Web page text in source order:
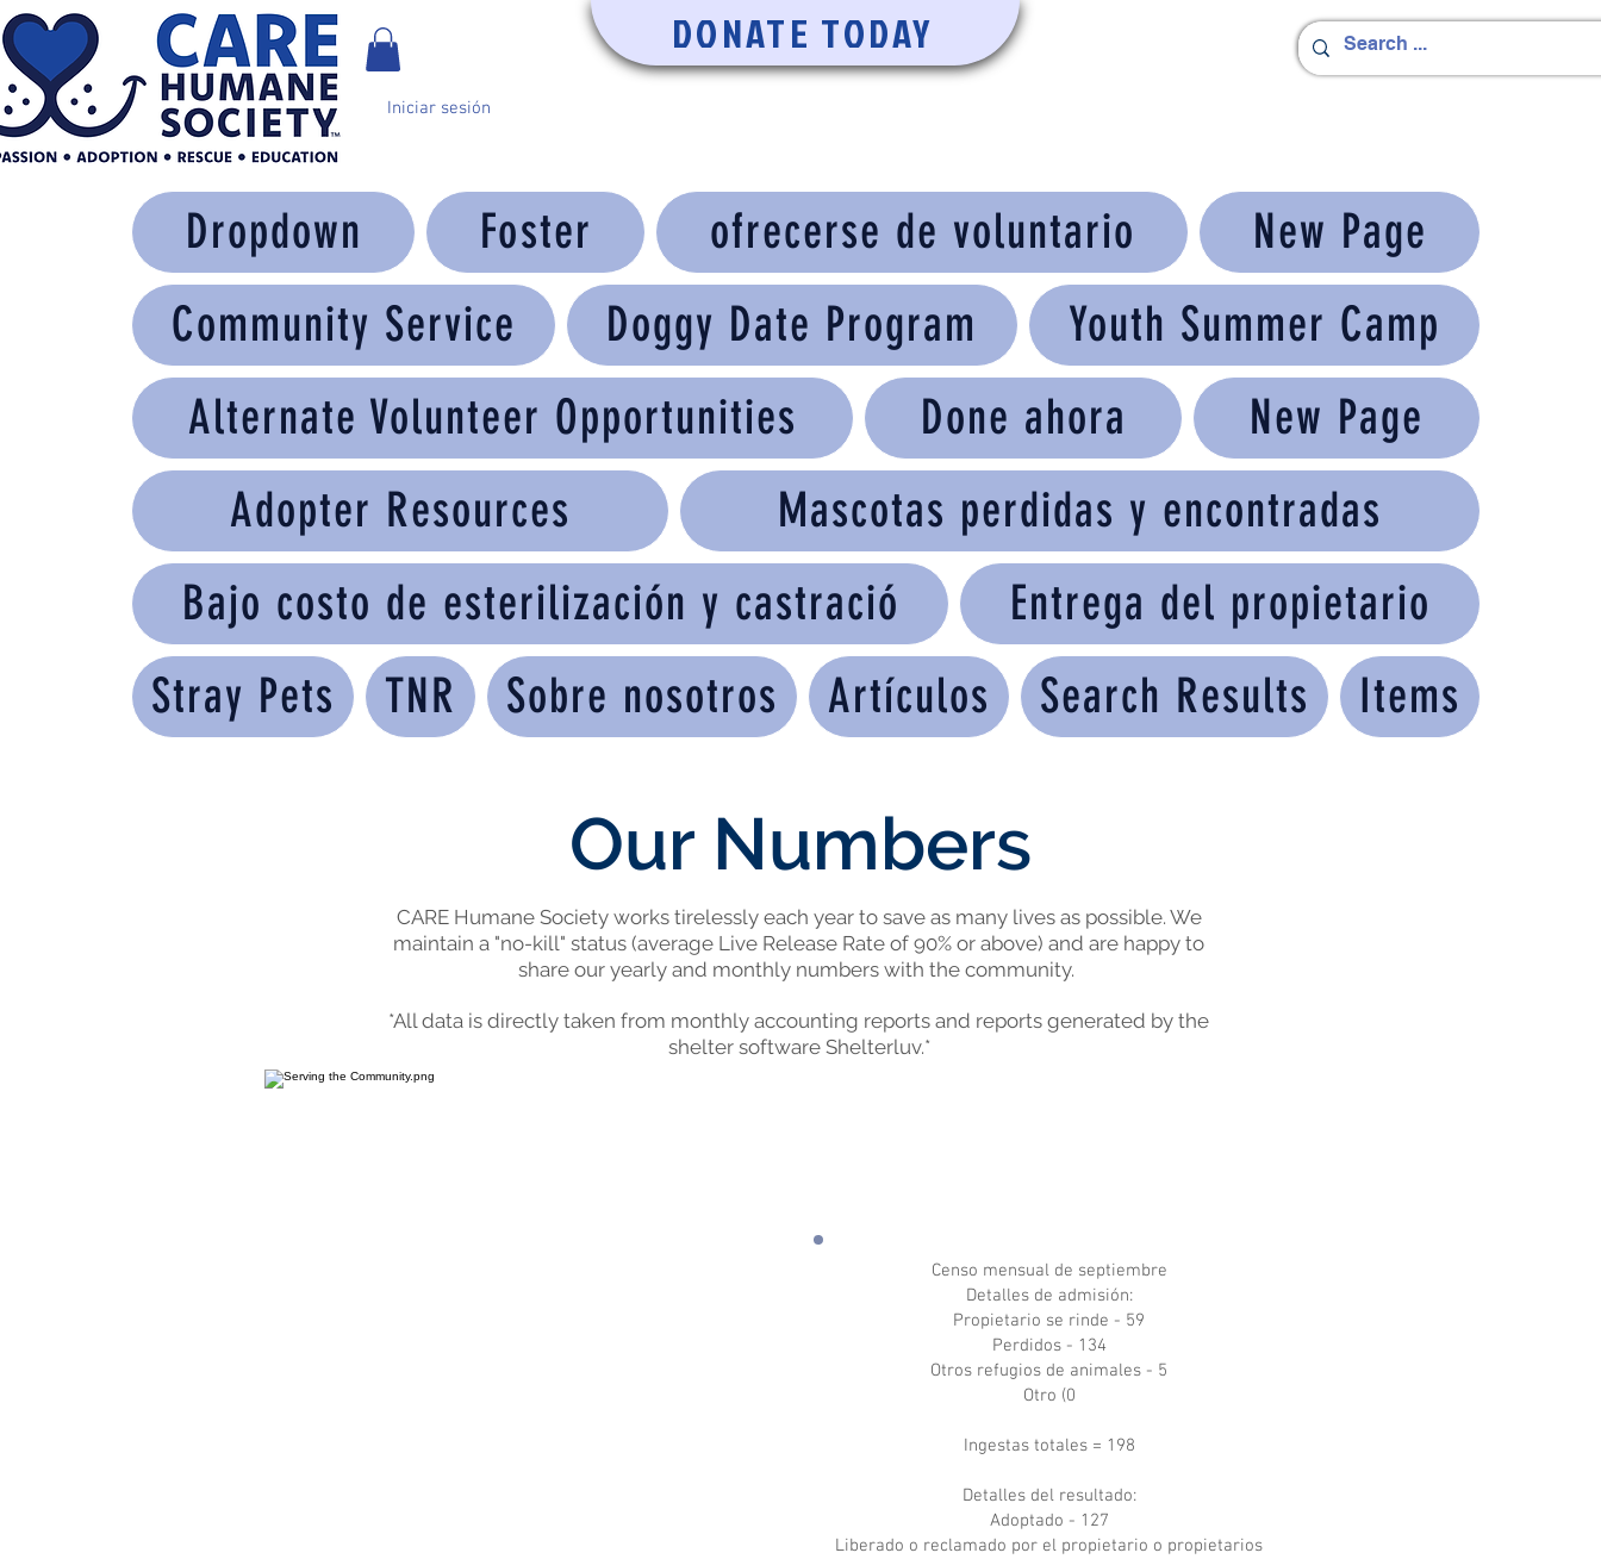
Iniciar sesión
DONATE TODAY
Dropdown Foster ofrecerse de voluntario
New Page
Community Service
Doggy Date Program
Youth Summer Camp
Alternate Volunteer Opportunities
Done ahora
New Page
Adopter Resources
Mascotas perdidas y encontradas
Bajo costo de esterilización y castració
Entrega del propietario
Stray Pets
TNR Sobre nosotros Artículos Search Results Items
Our Numbers
CARE Humane Society works tirelessly each year to save as many lives as possible. We
maintain a "no-kill" status (average Live Release Rate of 90% or above) and are happy to
share our yearly and monthly numbers with the community.
*All data is directly taken from monthly accounting reports and reports generated by the
shelter software Shelterluv.*
Censo mensual de septiembre
Detalles de admisión:
Propietario se rinde - 59
Perdidos - 134
Otros refugios de animales - 5
Otro (0
Ingestas totales = 198
Detalles del resultado:
Adoptado - 127
Liberado o reclamado por el propietario o propietarios